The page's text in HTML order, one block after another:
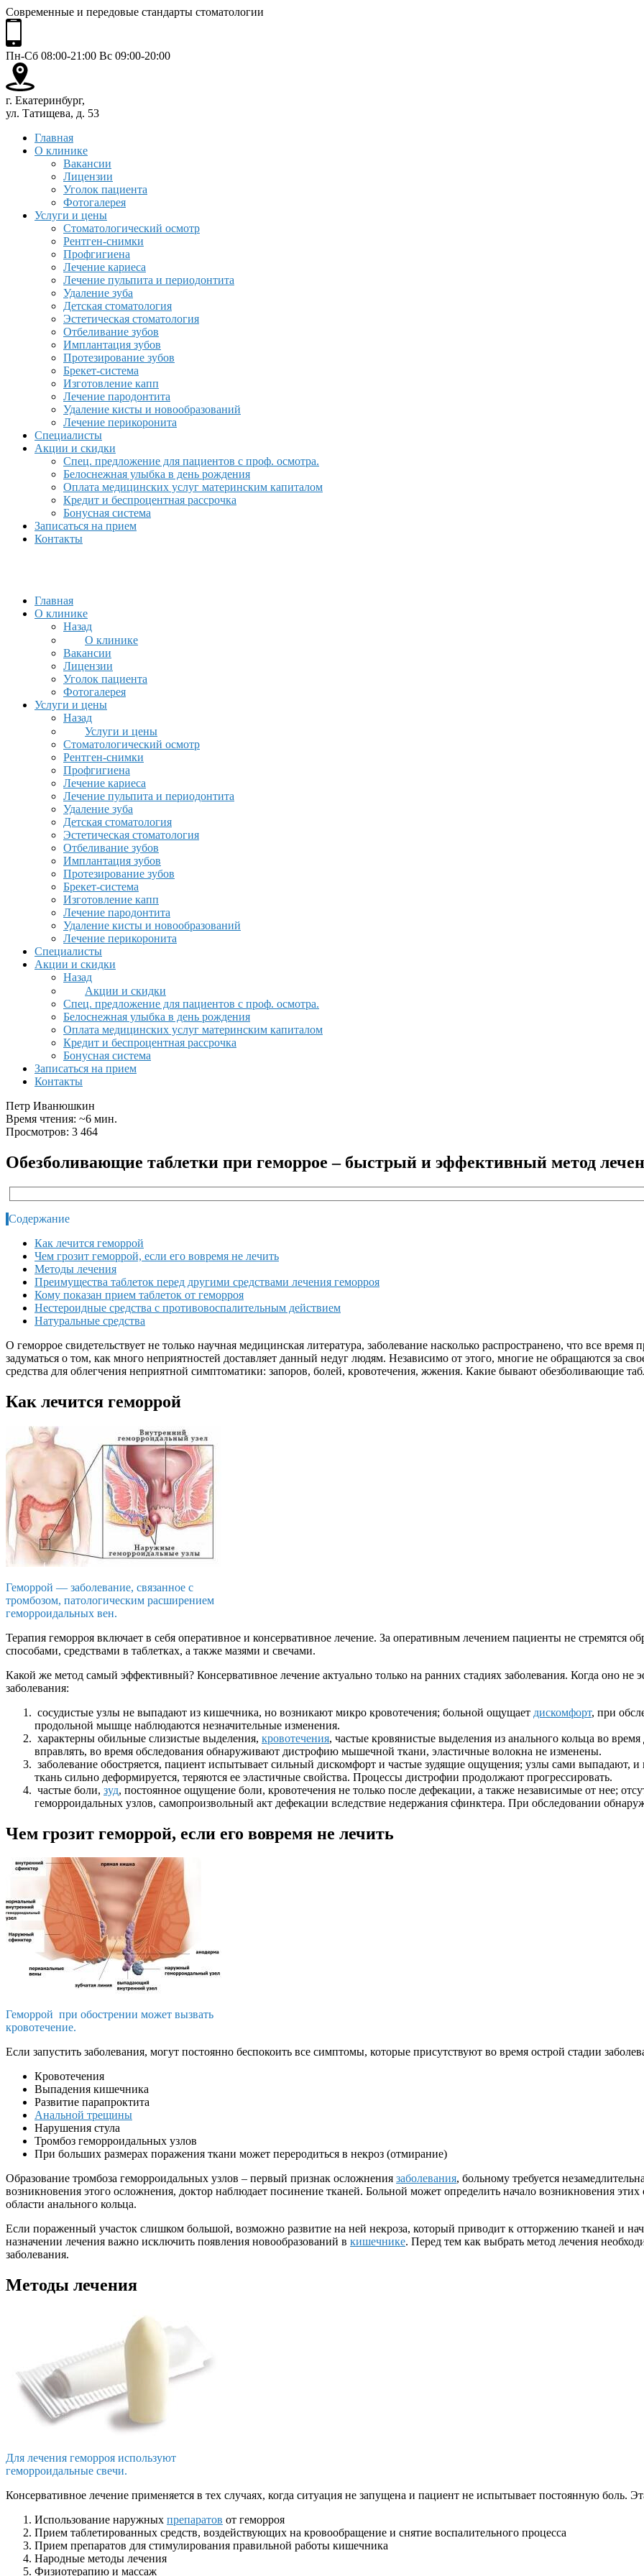
Современные и передовые стандарты стоматологии
Пн-Сб 08:00-21:00 Вс 09:00-20:00
г. Екатеринбург,
ул. Татищева, д. 53
Главная
О клинике
Вакансии
Лицензии
Уголок пациента
Фотогалерея
Услуги и цены
Стоматологический осмотр
Рентген-снимки
Профгигиена
Лечение кариеса
Лечение пульпита и периодонтита
Удаление зуба
Детская стоматология
Эстетическая стоматология
Отбеливание зубов
Имплантация зубов
Протезирование зубов
Брекет-система
Изготовление капп
Лечение пародонтита
Удаление кисты и новообразований
Лечение перикоронита
Специалисты
Акции и скидки
Спец. предложение для пациентов с проф. осмотра.
Белоснежная улыбка в день рождения
Оплата медицинских услуг материнским капиталом
Кредит и беспроцентная рассрочка
Бонусная система
Записаться на прием
Контакты
Главная
О клинике
Назад
О клинике
Вакансии
Лицензии
Уголок пациента
Фотогалерея
Услуги и цены
Назад
Услуги и цены
Стоматологический осмотр
Рентген-снимки
Профгигиена
Лечение кариеса
Лечение пульпита и периодонтита
Удаление зуба
Детская стоматология
Эстетическая стоматология
Отбеливание зубов
Имплантация зубов
Протезирование зубов
Брекет-система
Изготовление капп
Лечение пародонтита
Удаление кисты и новообразований
Лечение перикоронита
Специалисты
Акции и скидки
Назад
Акции и скидки
Спец. предложение для пациентов с проф. осмотра.
Белоснежная улыбка в день рождения
Оплата медицинских услуг материнским капиталом
Кредит и беспроцентная рассрочка
Бонусная система
Записаться на прием
Контакты
Петр Иванюшкин
Время чтения: ~6 мин.
Просмотров: 3 464
Обезболивающие таблетки при геморрое – быстрый и эффективный метод
Содержание
Как лечится геморрой
Чем грозит геморрой, если его вовремя не лечить
Методы лечения
Преимущества таблеток перед другими средствами лечения геморроя
Кому показан прием таблеток от геморроя
Нестероидные средства с противовоспалительным действием
Натуральные средства
О геморрое свидетельствует не только научная медицинская литература, заболевание насколько распространено, что все
задуматься о том, как много неприятностей доставляет данный недуг людям. Независимо от этого, многие не обращаются за
средства для облегчения неприятной симптоматики: запоров, болей, кровотечения, жжения. Какие бывают обезболивающие
Как лечится геморрой
Геморрой — заболевание, связанное с
тромбозом, патологическим расширением
геморроидальных вен.
Терапия геморроя включает в себя оперативное и консервативное лечение. За оперативным лечением пациенты не стремятся
способами, средствами в таблетках, а также мазями и свечами.
Какой же метод самый эффективный? Консервативное лечение актуально только на ранних стадиях заболевания. Когда оно
заболевания:
сосудистые узлы не выпадают из кишечника, но возникают микро кровотечения; больной ощущает дискомфорт, при
продольной мышце наблюдаются незначительные изменения.
характерны обильные слизистые выделения, кровотечения, частые кровянистые выделения из анального кольца во
вправлять, во время обследования обнаруживают дистрофию мышечной ткани, эластичные волокна не изменены.
заболевание обостряется, пациент испытывает сильный дискомфорт и частые зудящие ощущения; узлы сами выпадают,
ткань сильно деформируется, теряются ее эластичные свойства. Процессы дистрофии продолжают прогрессировать.
частые боли, зуд, постоянное ощущение боли, кровотечения не только после дефекации, а также независимые от нее;
геморроидальных узлов, самопроизвольный акт дефекации вследствие недержания сфинктера. При обследовании
Чем грозит геморрой, если его вовремя не лечить
Геморрой при обострении может вызвать
кровотечение.
Если запустить заболевания, могут постоянно беспокоить все симптомы, которые присутствуют во время острой стадии
Кровотечения
Выпадения кишечника
Развитие парапроктита
Анальной трещины
Нарушения стула
Тромбоз геморроидальных узлов
При больших размерах поражения ткани может переродиться в некроз (отмирание)
Образование тромбоза геморроидальных узлов – первый признак осложнения заболевания, больному требуется
возникновения этого осложнения, доктор наблюдает посинение тканей. Больной может определить начало возникновения
области анального кольца.
Если пораженный участок слишком большой, возможно развитие на ней некроза, который приводит к отторжению тканей и
назначении лечения важно исключить появления новообразований в кишечнике. Перед тем как выбрать метод лечения
заболевания.
Методы лечения
Для лечения геморроя используют
геморроидальные свечи.
Консервативное лечение применяется в тех случаях, когда ситуация не запущена и пациент не испытывает постоянную боль.
Использование наружных препаратов от геморроя
Прием таблетированных средств, воздействующих на кровообращение и снятие воспалительного процесса
Прием препаратов для стимулирования правильной работы кишечника
Народные методы лечения
Физиотерапию и массаж